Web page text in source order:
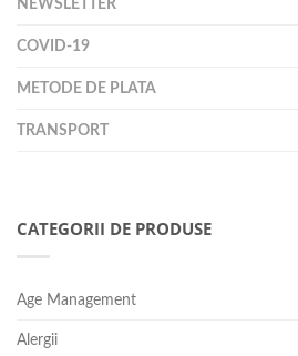
NEWSLETTER
COVID-19
METODE DE PLATA
TRANSPORT
CATEGORII DE PRODUSE
Age Management
Alergii